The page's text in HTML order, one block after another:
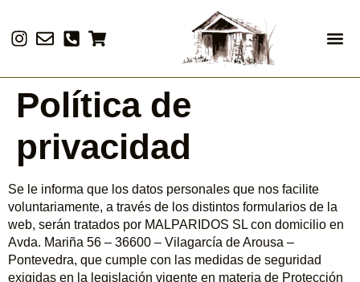
Política de
privacidad
Se le informa que los datos personales que nos facilite
voluntariamente, a través de los distintos formularios de la
web, serán tratados por MALPARIDOS SL con domicilio en
Avda. Mariña 56 – 36600 – Vilagarcía de Arousa –
Pontevedra, que cumple con las medidas de seguridad
exigidas en la legislación vigente en materia de Protección